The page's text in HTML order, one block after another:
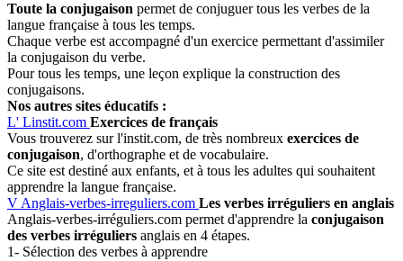
Toute la conjugaison permet de conjuguer tous les verbes de la
langue française à tous les temps.
Chaque verbe est accompagné d'un exercice permettant d'assimiler
la conjugaison du verbe.
Pour tous les temps, une leçon explique la construction des
conjugaisons.
Nos autres sites éducatifs :
L' Linstit.com Exercices de français
Vous trouverez sur l'instit.com, de très nombreux exercices de
conjugaison, d'orthographe et de vocabulaire.
Ce site est destiné aux enfants, et à tous les adultes qui souhaitent
apprendre la langue française.
V Anglais-verbes-irreguliers.com Les verbes irréguliers en anglais
Anglais-verbes-irréguliers.com permet d'apprendre la conjugaison
des verbes irréguliers anglais en 4 étapes.
1- Sélection des verbes à apprendre